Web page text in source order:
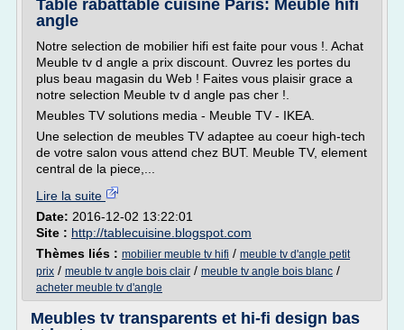
Table rabattable cuisine Paris: Meuble hifi
angle
Notre selection de mobilier hifi est faite pour vous !. Achat
Meuble tv d angle a prix discount. Ouvrez les portes du
plus beau magasin du Web ! Faites vous plaisir grace a
notre selection Meuble tv d angle pas cher !.
Meubles TV solutions media - Meuble TV - IKEA.
Une selection de meubles TV adaptee au coeur high-tech
de votre salon vous attend chez BUT. Meuble TV, element
central de la piece,...
Lire la suite
Date: 2016-12-02 13:22:01
Site : http://tablecuisine.blogspot.com
Thèmes liés : mobilier meuble tv hifi / meuble tv d'angle petit
prix / meuble tv angle bois clair / meuble tv angle bois blanc /
acheter meuble tv d'angle
Meubles tv transparents et hi-fi design bas